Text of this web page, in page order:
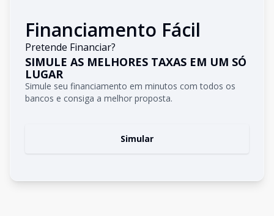
Financiamento Fácil
Pretende Financiar?
SIMULE AS MELHORES TAXAS EM UM SÓ
LUGAR
Simule seu financiamento em minutos com todos os
bancos e consiga a melhor proposta.
Simular